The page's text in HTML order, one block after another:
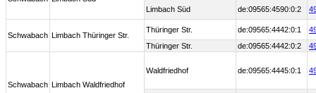
Limbach Süd de:09565:4590:0:2
Schwabach Limbach Thüringer Str.
Thüringer Str. de:09565:4442:0:1
Thüringer Str.
de:09565:4442:0:2
Schwabach Limbach Waldfriedhof
Waldfriedhof de:09565:4445:0:1